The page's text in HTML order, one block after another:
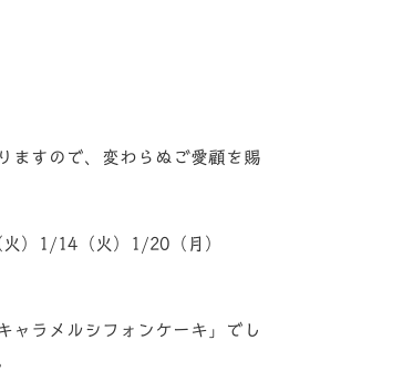
ますので、変わらぬご愛顧を賜
）1/14（火）1/20（月）
ャラメルシフォンケーキ」でし